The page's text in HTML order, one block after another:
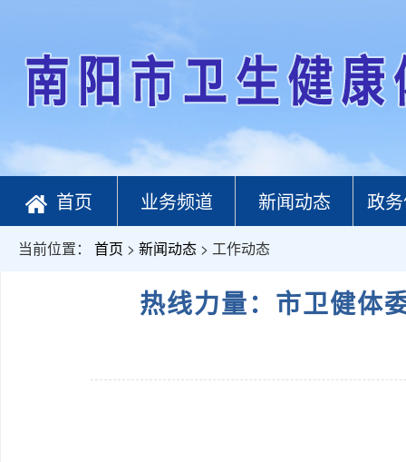
首页 业务频道 新闻动态 政
当前位置： 首页 > 新闻动态 > 工作动态
热线力量：市卫健体